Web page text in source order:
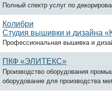
Полный спектр услуг по
Колибри
Студия вышивки и дизайна
Профессиональная вышивка и
ПКФ «ЭЛИТЕКС»
Производство оборудования
оборудование для производства